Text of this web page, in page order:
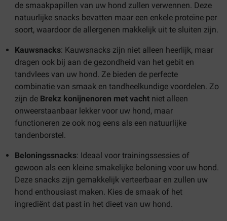
de smaakpapillen van uw hond zullen verwennen. Deze
natuurlijke snacks bevatten maar een enkele proteïne per
soort, waardoor de allergenen makkelijk uit te sluiten zijn.
Kauwsnacks: Kauwsnacks zijn niet alleen heerlijk, maar
dragen ook bij aan de gezondheid van het gebit en
tandvlees van uw hond. Ze bieden de perfecte
combinatie van smaak en tandheelkundige voordelen. Zo
zijn de Brekz konijnenoren met vacht niet alleen
onweerstaanbaar lekker voor uw hond, maar
functioneren ze ook nog eens als een natuurlijke
tandenborstel.
Beloningssnacks: Ideaal voor trainingssessies of
gewoon als een kleine smakelijke beloning voor uw hond.
Deze snacks zijn gemakkelijk verteerbaar en zullen uw
hond enthousiast maken. Kies de smaak of het
ingrediënt dat past in het dieet van uw hond.